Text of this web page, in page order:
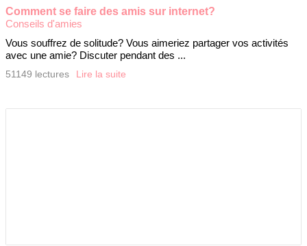
Comment se faire des amis sur internet?
Conseils d'amies
Vous souffrez de solitude? Vous aimeriez partager vos activités
avec une amie? Discuter pendant des ...
51149 lectures Lire la suite